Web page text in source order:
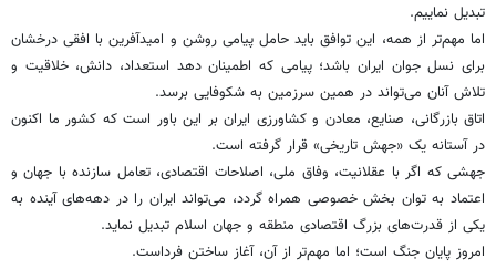
تبدیل نماییم.
اما مهم‌تر از همه، این توافق باید حامل پیامی روشن و امیدآفرین با افقی درخشان
برای نسل جوان ایران باشد؛ پیامی که اطمینان دهد استعداد، دانش، خلاقیت و
تلاش آنان می‌تواند در همین سرزمین به شکوفایی برسد.
اتاق بازرگانی، صنایع، معادن و کشاورزی ایران بر این باور است که کشور ما اکنون
در آستانه یک «جهش تاریخی» قرار گرفته است.
جهشی که اگر با عقلانیت، وفاق ملی، اصلاحات اقتصادی، تعامل سازنده با جهان و
اعتماد به توان بخش خصوصی همراه گردد، می‌تواند ایران را در دهه‌های آینده به
یکی از قدرت‌های بزرگ اقتصادی منطقه و جهان اسلام تبدیل نماید.
امروز پایان جنگ است؛ اما مهم‌تر از آن، آغاز ساختن فرداست.